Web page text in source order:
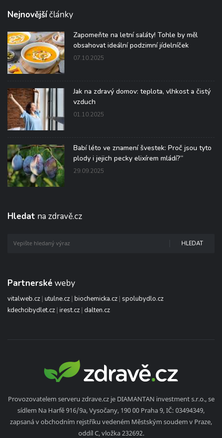
Nejnovějšíčlánky
Zapomeňte na letní saláty! Tohle by měl
obsahovat ideální podzimní jídelníček
07.10.2025
Jak na zdravý domov: teplota, vlhkost a čistý
vzduch
01.10.2025
Babí léto ve znamení švestek: Proč jsou tyto
plody i jejich pecky elixírem mládí?“
29.09.2025
Hledat na zdravě.cz
HLEDAT
Partnerské weby
vitalweb.cz | utulne.cz | biochemicka.cz | spolubydlo.cz
kdechcibydlet.cz | irest.cz | dalten.cz
Provozovatelem serveru zdrave.cz je DIAMANTAN investment s.r.o., se
sídlem Na Harfě 916/9a, Vysočany, 190 00 Praha 9, IČ: 03494349,
zapsaná v obchodním rejstříku vedeném Městským soudem v Praze,
oddíl C, vložka 232692.